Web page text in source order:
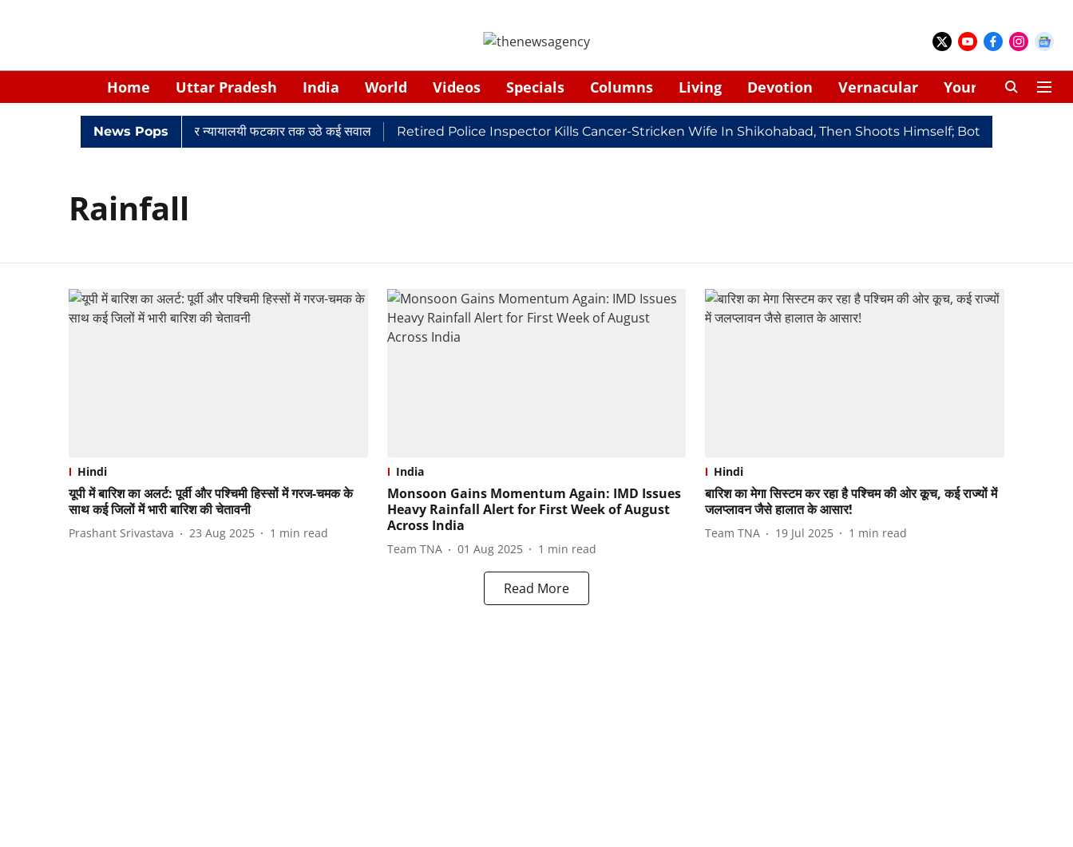
Home Uttar Pradesh India World Videos Specials Columns Living Devotion Vernacular Your Space
News Pops
विवादों में घिरे केपी सिंह: नियुक्ति से लेकर न्यायालयी फटकार तक उठे कई सवाल Retired Police Inspector Kills Cancer-Stricken Wife In Shikohabad, Then Shoots Himself; Both Dead
Rainfall
Hindi
यूपी में बारिश का अलर्ट: पूर्वी और पश्चिमी हिस्सों में गरज-चमक के
साथ कई जिलों में भारी बारिश की चेतावनी
Prashant Srivastava 23 Aug 2025 1 min read
India
Monsoon Gains Momentum Again: IMD Issues
Heavy Rainfall Alert for First Week of August
Across India
Team TNA 01 Aug 2025 1 min read
Hindi
बारिश का मेगा सिस्टम कर रहा है पश्चिम की ओर कूच, कई राज्यों में
जलप्लावन जैसे हालात के आसार!
Team TNA 19 Jul 2025 1 min read
Read More